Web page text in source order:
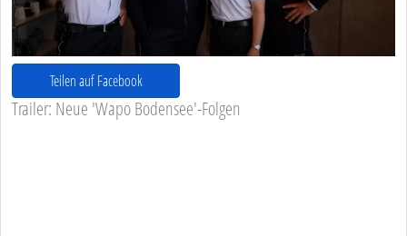
Teilen auf Facebook
Trailer: Neue 'Wapo Bodensee'-Folgen